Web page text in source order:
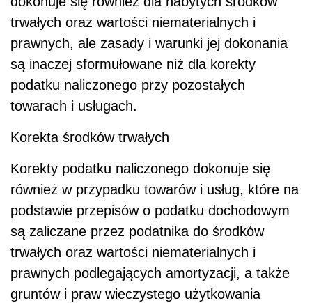
trwałych oraz wartości niematerialnych i
prawnych, ale zasady i warunki jej dokonania
są inaczej sformułowane niż dla korekty
podatku naliczonego przy pozostałych
towarach i usługach.
Korekta środków trwałych
Korekty podatku naliczonego dokonuje się
również w przypadku towarów i usług, które na
podstawie przepisów o podatku dochodowym
są zaliczane przez podatnika do środków
trwałych oraz wartości niematerialnych i
prawnych podlegających amortyzacji, a także
gruntów i praw wieczystego użytkowania